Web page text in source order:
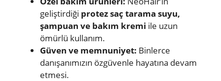
geliştirdiği protez saç tarama suyu,
şampuan ve bakım kremi ile uzun
ömürlü kullanım.
Güven ve memnuniyet: Binlerce
danışanımızın özgüvenle hayatına devam
etmesi.